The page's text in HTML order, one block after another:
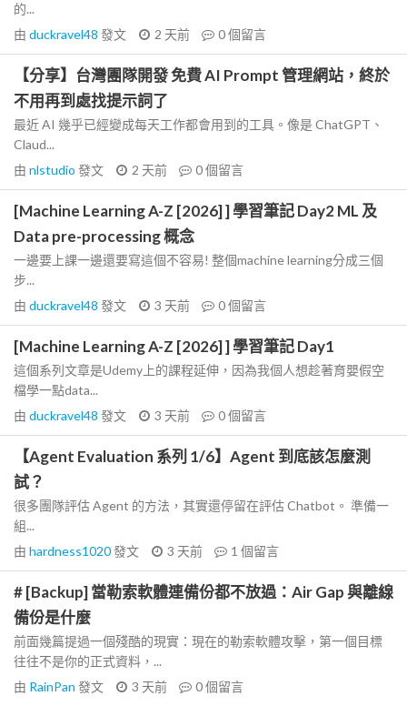
的...
由 duckravel48 發文 2 天前 0個留言
【分享】台灣團隊開發 免費 AI Prompt 管理網站，終於
不用再到處找提示詞了
最近 AI 幾乎已經變成每天工作都會用到的工具。像是 ChatGPT、
Claud...
由 nlstudio 發文 2 天前 0個留言
[Machine Learning A-Z [2026] ] 學習筆記 Day2 ML 及
Data pre-processing 概念
一邊要上課一邊還要寫這個不容易! 整個machine learning分成三個
步...
由 duckravel48 發文 3 天前 0個留言
[Machine Learning A-Z [2026] ] 學習筆記 Day1
這個系列文章是Udemy上的課程延伸，因為我個人想趁著育嬰假空
檔學一點data...
由 duckravel48 發文 3 天前 0個留言
【Agent Evaluation 系列 1/6】Agent 到底該怎麼測
試？
很多團隊評估 Agent 的方法，其實還停留在評估 Chatbot。 準備一
組...
由 hardness1020發文 3 天前 1 個留言
# [Backup] 當勒索軟體連備份都不放過：Air Gap 與離線
備份是什麼
前面幾篇提過一個殘酷的現實：現在的勒索軟體攻擊，第一個目標
往往不是你的正式資料，...
由 RainPan 發文 3 天前 0個留言